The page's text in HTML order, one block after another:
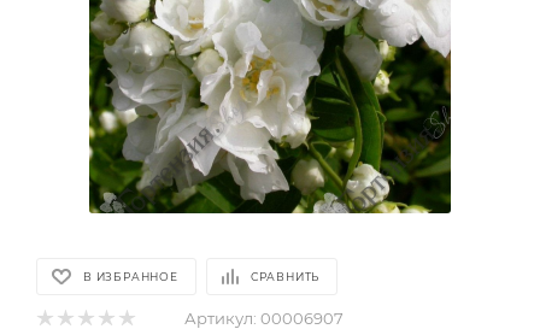
В ИЗБРАННОЕ СРАВНИТЬ
Артикул: 00006907